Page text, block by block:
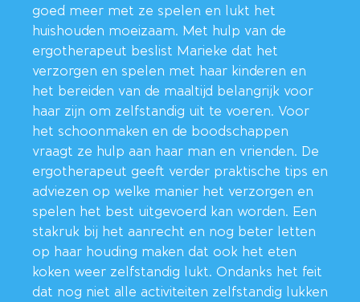
goed meer met ze spelen en lukt het
huishouden moeizaam. Met hulp van de
ergotherapeut beslist Marieke dat het
verzorgen en spelen met haar kinderen en
het bereiden van de maaltijd belangrijk voor
haar zijn om zelfstandig uit te voeren. Voor
het schoonmaken en de boodschappen
vraagt ze hulp aan haar man en vrienden. De
ergotherapeut geeft verder praktische tips en
adviezen op welke manier het verzorgen en
spelen het best uitgevoerd kan worden. Een
stakruk bij het aanrecht en nog beter letten
op haar houding maken dat ook het eten
koken weer zelfstandig lukt. Ondanks het feit
dat nog niet alle activiteiten zelfstandig lukken